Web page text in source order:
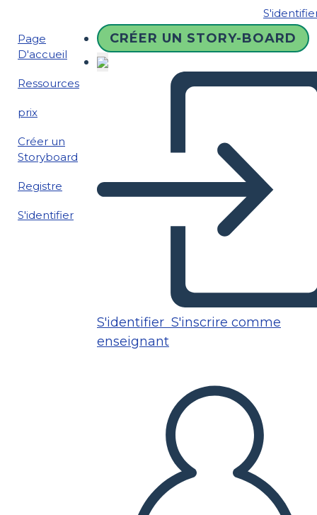
Page
D'accueil
Ressources
prix
Créer un
Storyboard
Registre
S'identifier
CRÉER UN STORY-BOARD
S'identifier S'inscrire comme
enseignant